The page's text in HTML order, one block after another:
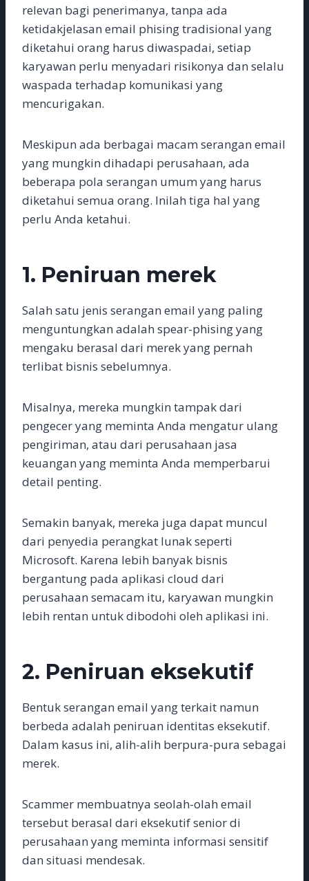
relevan bagi penerimanya, tanpa ada
ketidakjelasan email phising tradisional yang
diketahui orang harus diwaspadai, setiap
karyawan perlu menyadari risikonya dan selalu
waspada terhadap komunikasi yang
mencurigakan.
Meskipun ada berbagai macam serangan email
yang mungkin dihadapi perusahaan, ada
beberapa pola serangan umum yang harus
diketahui semua orang. Inilah tiga hal yang
perlu Anda ketahui.
1. Peniruan merek
Salah satu jenis serangan email yang paling
menguntungkan adalah spear-phising yang
mengaku berasal dari merek yang pernah
terlibat bisnis sebelumnya.
Misalnya, mereka mungkin tampak dari
pengecer yang meminta Anda mengatur ulang
pengiriman, atau dari perusahaan jasa
keuangan yang meminta Anda memperbarui
detail penting.
Semakin banyak, mereka juga dapat muncul
dari penyedia perangkat lunak seperti
Microsoft. Karena lebih banyak bisnis
bergantung pada aplikasi cloud dari
perusahaan semacam itu, karyawan mungkin
lebih rentan untuk dibodohi oleh aplikasi ini.
2. Peniruan eksekutif
Bentuk serangan email yang terkait namun
berbeda adalah peniruan identitas eksekutif.
Dalam kasus ini, alih-alih berpura-pura sebagai
merek.
Scammer membuatnya seolah-olah email
tersebut berasal dari eksekutif senior di
perusahaan yang meminta informasi sensitif
dan situasi mendesak.